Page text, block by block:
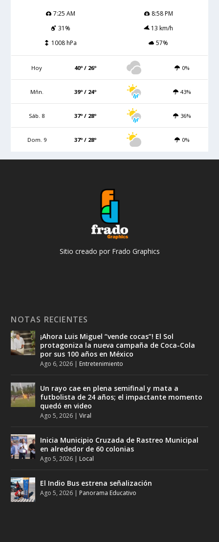
7:25 AM
8:58 PM
31%
13 km/h
1008 hPa
57%
Hoy 40º / 26º 0%
Mñn. 39º / 24º 43%
Sáb. 8 37º / 28º 36%
Dom. 9 37º / 28º 0%
Sitio creado por Frado Graphics
NOTAS RECIENTES
¡Ahora Luis Miguel “vende cocas”! El Sol
protagoniza la nueva campaña de Coca-Cola
por sus 100 años en México
Ago 6, 2026 | Entretenimiento
Un rayo cae en plena semifinal y mata a
futbolista de 24 años; el impactante momento
quedó en video
Ago 5, 2026 |Viral
Inicia Municipio Cruzada de Rastreo Municipal
en alrededor de 60 colonias
Ago 5, 2026 | Local
El Indio Bus estrena señalización
Ago 5, 2026 | Panorama Educativo